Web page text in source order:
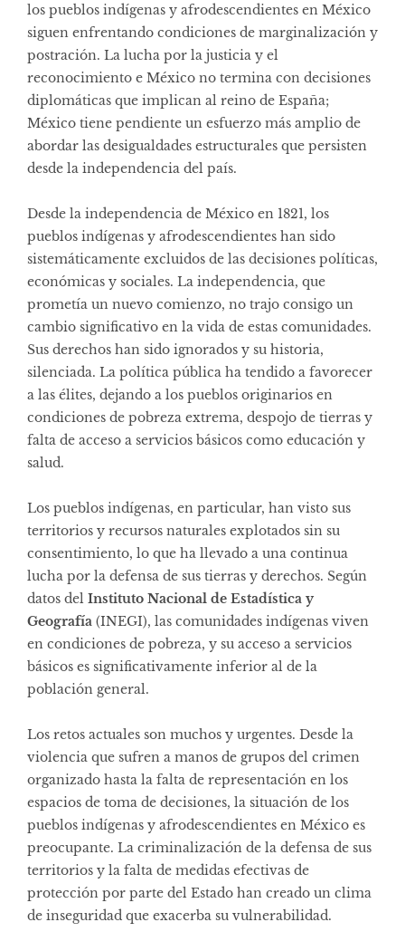
los pueblos indígenas y afrodescendientes en México
siguen enfrentando condiciones de marginalización y
postración. La lucha por la justicia y el
reconocimiento e México no termina con decisiones
diplomáticas que implican al reino de España;
México tiene pendiente un esfuerzo más amplio de
abordar las desigualdades estructurales que persisten
desde la independencia del país.
Desde la independencia de México en 1821, los
pueblos indígenas y afrodescendientes han sido
sistemáticamente excluidos de las decisiones políticas,
económicas y sociales. La independencia, que
prometía un nuevo comienzo, no trajo consigo un
cambio significativo en la vida de estas comunidades.
Sus derechos han sido ignorados y su historia,
silenciada. La política pública ha tendido a favorecer
a las élites, dejando a los pueblos originarios en
condiciones de pobreza extrema, despojo de tierras y
falta de acceso a servicios básicos como educación y
salud.
Los pueblos indígenas, en particular, han visto sus
territorios y recursos naturales explotados sin su
consentimiento, lo que ha llevado a una continua
lucha por la defensa de sus tierras y derechos. Según
datos del Instituto Nacional de Estadística y
Geografía (INEGI), las comunidades indígenas viven
en condiciones de pobreza, y su acceso a servicios
básicos es significativamente inferior al de la
población general.
Los retos actuales son muchos y urgentes. Desde la
violencia que sufren a manos de grupos del crimen
organizado hasta la falta de representación en los
espacios de toma de decisiones, la situación de los
pueblos indígenas y afrodescendientes en México es
preocupante. La criminalización de la defensa de sus
territorios y la falta de medidas efectivas de
protección por parte del Estado han creado un clima
de inseguridad que exacerba su vulnerabilidad.